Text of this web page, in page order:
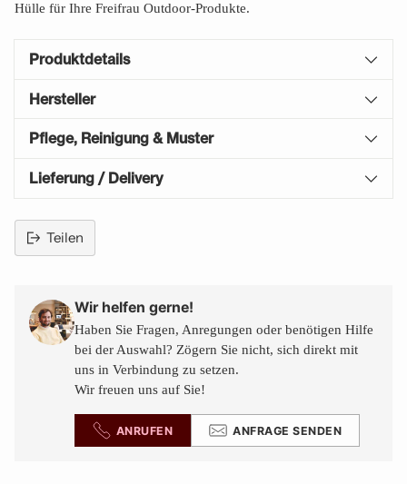
Hülle für Ihre Freifrau Outdoor-Produkte.
Produktdetails
Hersteller
Pflege, Reinigung & Muster
Lieferung / Delivery
Teilen
den
Warenkorb
legen
Wir helfen gerne!
Haben Sie Fragen, Anregungen oder benötigen Hilfe
bei der Auswahl? Zögern Sie nicht, sich direkt mit
uns in Verbindung zu setzen.
Wir freuen uns auf Sie!
ANRUFEN ANFRAGE SENDEN